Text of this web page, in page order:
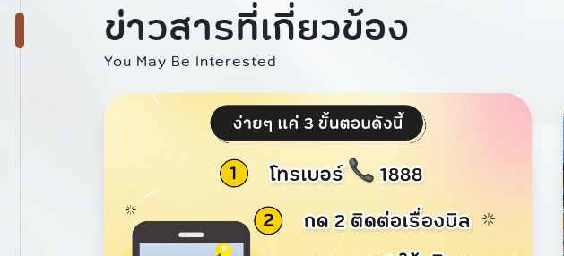
ข่าวสารที่เกี่ยวข้อง
You May Be Interested